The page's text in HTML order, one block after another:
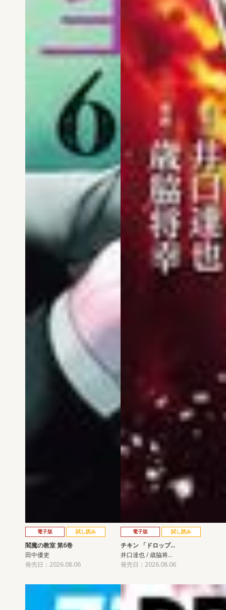
電子版 試し読み
閻魔の教室 第6巻
田中優吏
発売日：2026.08.06
電子版 試し読み
チキン 「ドロップ…
井口達也 / 歳脇将…
発売日：2026.08.06